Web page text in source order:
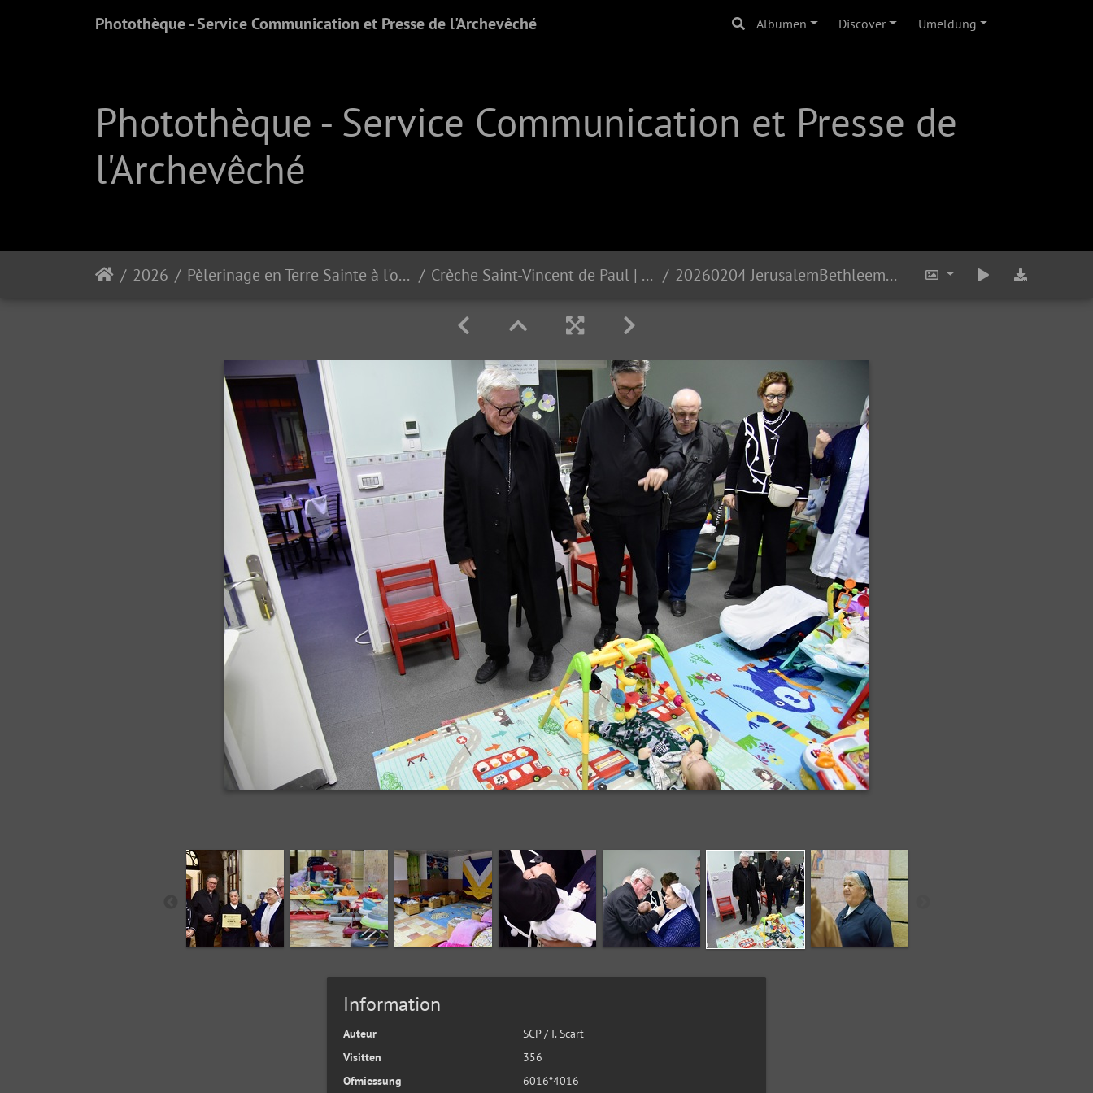
Photothèque - Service Communication et Presse de l'Archevêché Albumen Discover Umeldung
Photothèque - Service Communication et Presse de
l'Archevêché
2026 Pèlerinage en Terre Sainte à l'occasion de la nomination du chanoine Claude Bache comme chanoine honoraire du Saint-Sépulcre | 02-05.03.2026 Crèche Saint-Vincent de Paul | 04.02.2026 20260204 JerusalemBethleemCrecheSaintVincentDePaul DSC 4500
Information
Auteur
SCP / I. Scart
Visitten
356
Ofmiessung
6016*4016